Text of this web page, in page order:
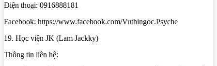
Điện thoại: 0916888181
Facebook: https://www.facebook.com/Vuthingoc.Psyche
19. Học viện JK (Lam Jackky)
Thông tin liên hệ: